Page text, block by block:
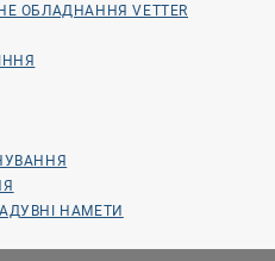
ОБЛАДНАННЯ VETTER
НАМЕТИ